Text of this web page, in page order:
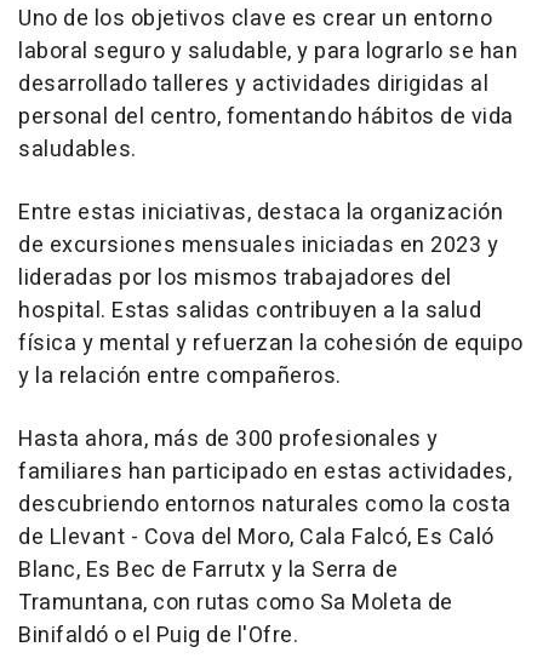
Uno de los objetivos clave es crear un entorno
laboral seguro y saludable, y para lograrlo se han
desarrollado talleres y actividades dirigidas al
personal del centro, fomentando hábitos de vida
saludables.
Entre estas iniciativas, destaca la organización
de excursiones mensuales iniciadas en 2023 y
lideradas por los mismos trabajadores del
hospital. Estas salidas contribuyen a la salud
física y mental y refuerzan la cohesión de equipo
y la relación entre compañeros.
Hasta ahora, más de 300 profesionales y
familiares han participado en estas actividades,
descubriendo entornos naturales como la costa
de Llevant - Cova del Moro, Cala Falcó, Es Caló
Blanc, Es Bec de Farrutx y la Serra de
Tramuntana, con rutas como Sa Moleta de
Binifaldó o el Puig de l'Ofre.